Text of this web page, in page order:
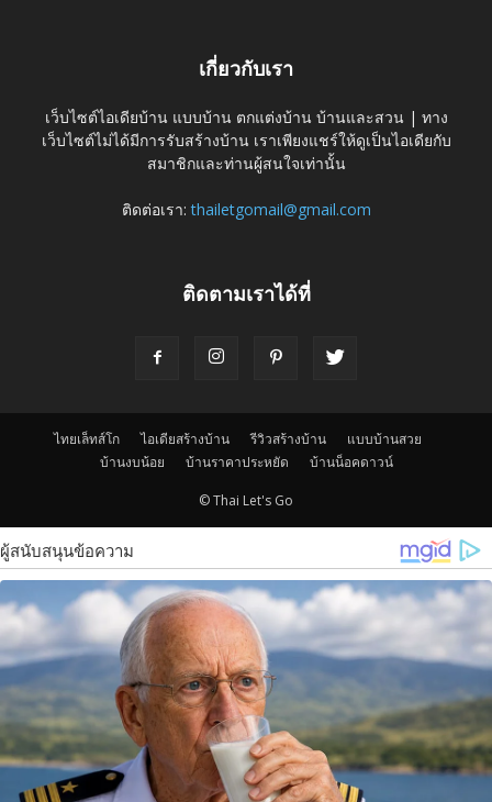
เกี่ยวกับเรา
เว็บไซต์ไอเดียบ้าน แบบบ้าน ตกแต่งบ้าน บ้านและสวน | ทาง
เว็บไซต์ไม่ได้มีการรับสร้างบ้าน เราเพียงแชร์ให้ดูเป็นไอเดียกับ
สมาชิกและท่านผู้สนใจเท่านั้น
ติดต่อเรา:thailetgomail@gmail.com
ติดตามเราได้ที่
ไทยเล็ทส์โก ไอเดียสร้างบ้าน รีวิวสร้างบ้าน
แบบบ้านสวย
บ้านงบน้อย
บ้านราคาประหยัด บ้านน็อคดาวน์
© Thai Let's Go